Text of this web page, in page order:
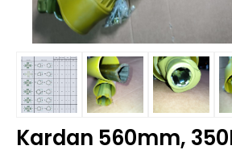
Kardan 560mm,